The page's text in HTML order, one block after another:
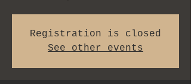
Registration is closed
See other events